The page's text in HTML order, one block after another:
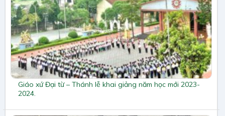
Giáo xứ Đại từ – Thánh lễ khai giảng năm học mới 2023-
2024.